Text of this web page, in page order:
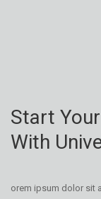
Start
With
orem ipsum dolor sit